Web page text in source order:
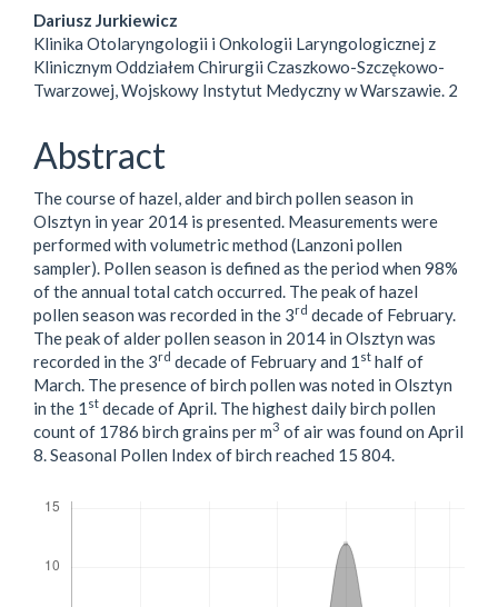
Dariusz Jurkiewicz
Klinika Otolaryngologii i Onkologii Laryngologicznej z
Klinicznym Oddziałem Chirurgii Czaszkowo-Szczękowo-
Twarzowej, Wojskowy Instytut Medyczny w Warszawie. 2
Abstract
The course of hazel, alder and birch pollen season in
Olsztyn in year 2014 is presented. Measurements were
performed with volumetric method (Lanzoni pollen
sampler). Pollen season is defined as the period when 98%
of the annual total catch occurred. The peak of hazel
pollen season was recorded in the 3rd decade of February.
The peak of alder pollen season in 2014 in Olsztyn was
recorded in the 3rd decade of February and 1 st half of
March. The presence of birch pollen was noted in Olsztyn
in the 1 st decade of April. The highest daily birch pollen
count of 1786 birch grains per m3 of air was found on April
8. Seasonal Pollen Index of birch reached 15 804.